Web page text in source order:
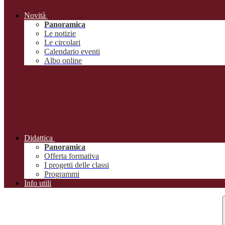
Novità
Panoramica
Le notizie
Le circolari
Calendario eventi
Albo online
Didattica
Panoramica
Offerta formativa
I progetti delle classi
Programmi
Info utili